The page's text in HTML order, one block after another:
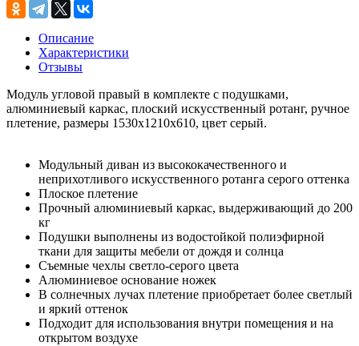
Описание
Характеристики
Отзывы
Модуль угловой правый в комплекте с подушками,
алюминиевый каркас, плоский искусственный ротанг, ручное
плетение, размеры 1530x1210x610, цвет серый.
Модульный диван из высококачественного и
неприхотливого искусственного ротанга серого оттенка
Плоское плетение
Прочный алюминиевый каркас, выдерживающий до 200
кг
Подушки выполнены из водостойкой полиэфирной
ткани для защиты мебели от дождя и солнца
Съемные чехлы светло-серого цвета
Алюминиевое основание ножек
В солнечных лучах плетение приобретает более светлый
и яркий оттенок
Подходит для использования внутри помещения и на
открытом воздухе